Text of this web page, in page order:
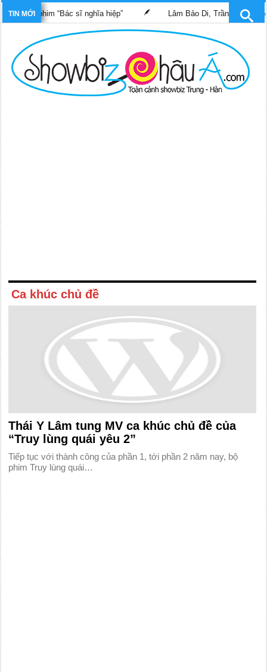
TIN MỚI
phim “Bác sĩ nghĩa hiệp” Lâm Bảo Di, Trần Pháp Dung
Ca khúc chủ đề
Thái Y Lâm tung MV ca khúc chủ đề của
“Truy lùng quái yêu 2”
Tiếp tục với thành công của phần 1, tới phần 2 năm nay, bộ
phim Truy lùng quái…